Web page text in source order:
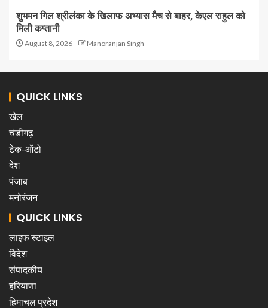
शुभमन गिल श्रीलंका के खिलाफ अभ्यास मैच से बाहर, केएल राहुल को
मिली कप्तानी
August 8, 2026 Manoranjan Singh
QUICK LINKS
खेल
चंडीगढ़
टेक-ऑटो
देश
पंजाब
मनोरंजन
QUICK LINKS
लाइफ स्टाइल
विदेश
संपादकीय
हरियाणा
हिमाचल प्रदेश